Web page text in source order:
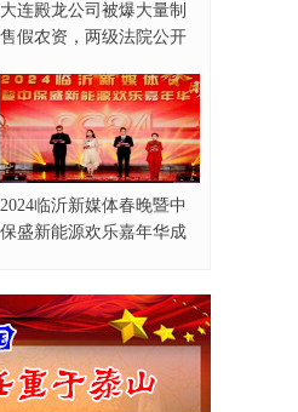
大连殿龙公司被爆大量制
售假农资，两级法院公开
2024临沂新媒体春晚暨中
保盛新能源欢乐嘉年华成